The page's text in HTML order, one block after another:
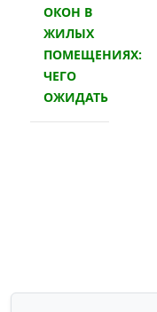
ОКОН В
ЖИЛЫХ
ПОМЕЩЕНИЯХ:
ЧЕГО
ОЖИДАТЬ